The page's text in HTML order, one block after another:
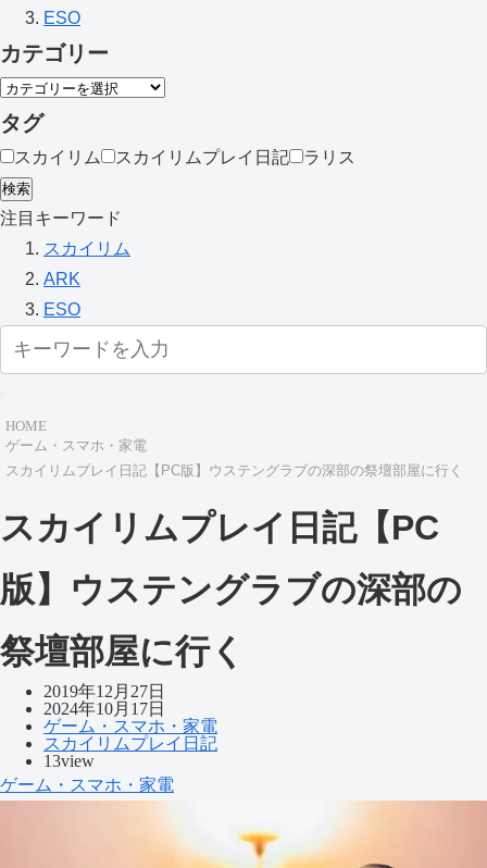
ESO
カテゴリー
タグ
スカイリム スカイリムプレイ日記 ラリス
検索
注目キーワード
スカイリム
ARK
ESO
HOME
ゲーム・スマホ・家電
スカイリムプレイ日記【PC版】ウステングラブの深部の祭壇部屋に行く
スカイリムプレイ日記【PC
版】ウステングラブの深部の
祭壇部屋に行く
2019年12月27日
2024年10月17日
ゲーム・スマホ・家電
スカイリムプレイ日記
13view
ゲーム・スマホ・家電